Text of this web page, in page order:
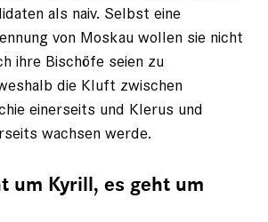
als naiv. Selbst eine
von Moskau wollen sie nicht
ihre Bischöfe seien zu
die Kluft zwischen
einerseits und Klerus und
wachsen werde.
um Kyrill, es geht um